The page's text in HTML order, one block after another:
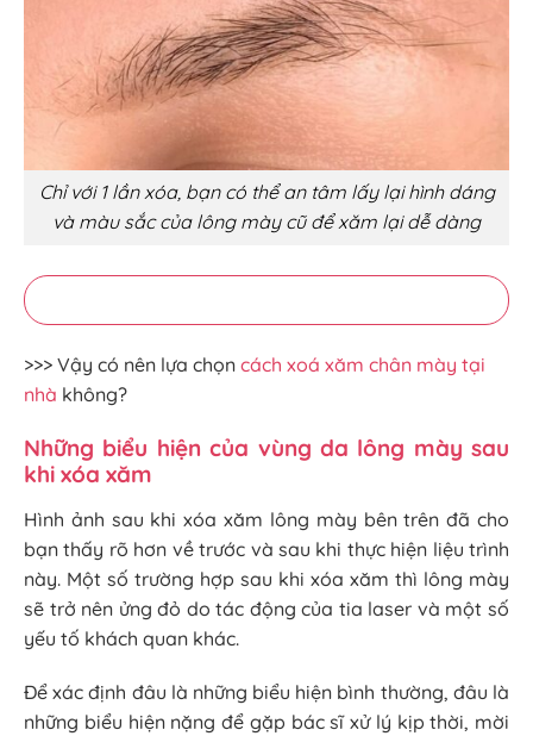
Chỉ với 1 lần xóa, bạn có thể an tâm lấy lại hình dáng
và màu sắc của lông mày cũ để xăm lại dễ dàng
>>> Vậy có nên lựa chọn cách xoá xăm chân mày tại
nhà không?
Những biểu hiện của vùng da lông mày sau
khi xóa xăm
Hình ảnh sau khi xóa xăm lông mày bên trên đã cho
bạn thấy rõ hơn về trước và sau khi thực hiện liệu trình
này. Một số trường hợp sau khi xóa xăm thì lông mày
sẽ trở nên ửng đỏ do tác động của tia laser và một số
yếu tố khách quan khác.
Để xác định đâu là những biểu hiện bình thường, đâu là
những biểu hiện nặng để gặp bác sĩ xử lý kịp thời, mời